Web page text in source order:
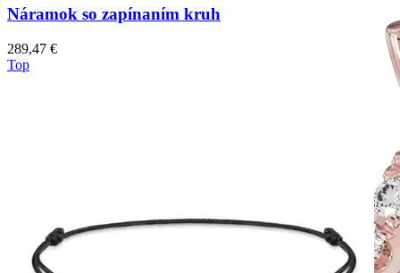
Náramok so zapínaním kruh
289,47 €
Top